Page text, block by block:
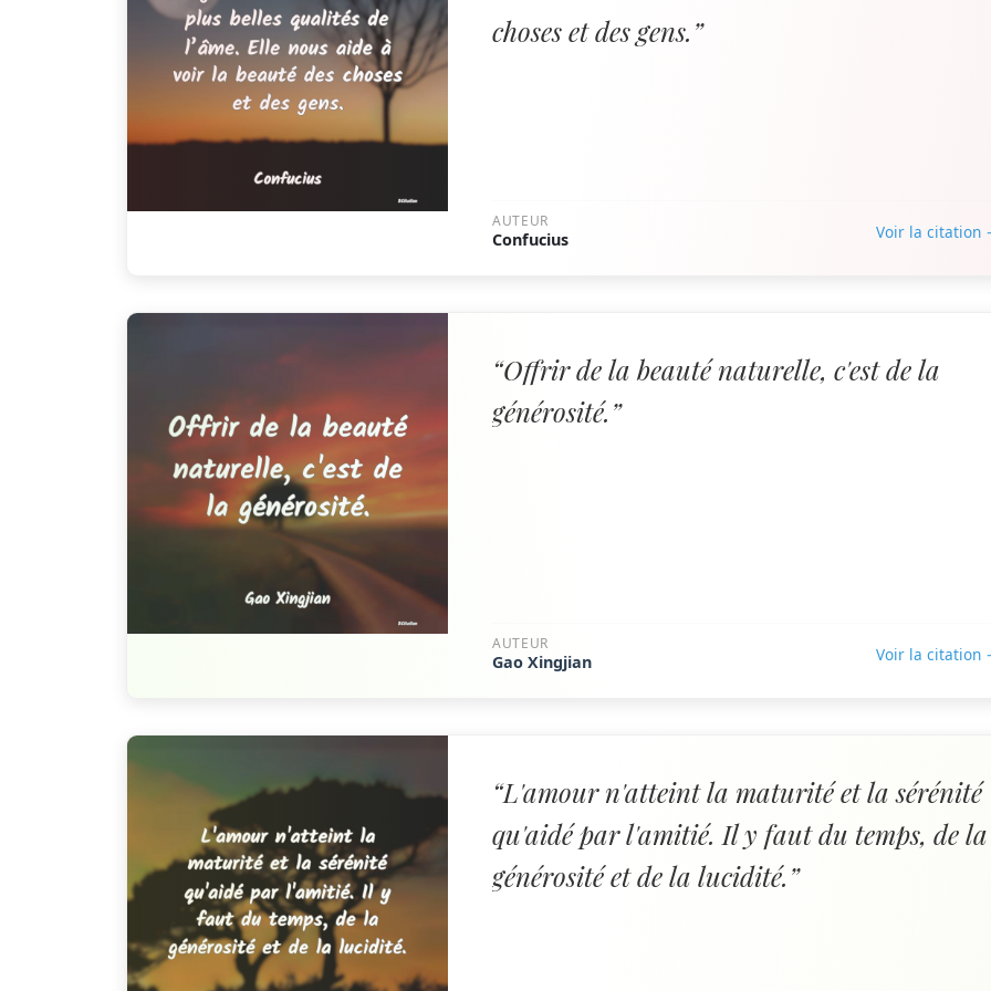
choses et des gens.”
AUTEUR
Confucius Voir la citation
“Offrir de la beauté naturelle, c'est de la
générosité.”
AUTEUR
Gao Xingjian Voir la citation
“L'amour n'atteint la maturité et la sérénité
qu'aidé par l'amitié. Il y faut du temps, de la
générosité et de la lucidité.”